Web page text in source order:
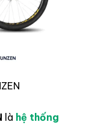
là hệ thống